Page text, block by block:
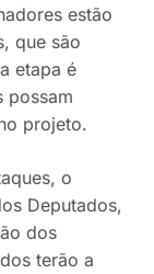
estão
que são
etapa é
possam
projeto.
o
Deputados,
dos
terão a